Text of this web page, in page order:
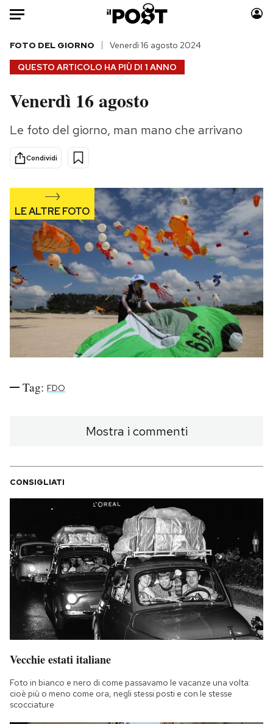
Auto
HOME
Italia
Politica
Tecnologia
Scienza
Cultura
Economia
Sport
Consumismi
Media
Europa
Altrecose
Mondiali calcio 2026
PODCAST
NEWSLETTER
AREA PERSONALE
Area Personale
Newsletter
Notifiche mobile
Regala il Post
Hai bisogno di aiuto?
Esci
QUESTO ARTICOLO HA PIÙ DI 1 ANNO
FOTO DEL GIORNO Venerdì 16 agosto 2024
Venerdì 16 agosto
Le foto del giorno, man mano che arrivano
Condividi
Tag: FDO
Mostra i commenti
CONSIGLIATI
Vecchie estati italiane
Foto in bianco e nero di come passavamo le vacanze una volta:
cioè più o meno come ora, negli stessi posti e con le stesse
scocciature